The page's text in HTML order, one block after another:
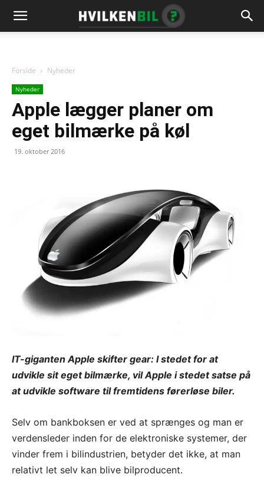
Forside Nyheder
Nyheder
Apple lægger planer om
eget bilmærke på køl
19. oktober 2016
IT-giganten Apple skifter gear: I stedet for at
udvikle sit eget bilmærke, vil Apple i stedet satse på
at udvikle software til fremtidens førerløse biler.
Selv om bankboksen er ved at sprænges og man er
verdensleder inden for de elektroniske systemer, der
vinder frem i bilindustrien, betyder det ikke, at man
relativt let selv kan blive bilproducent.